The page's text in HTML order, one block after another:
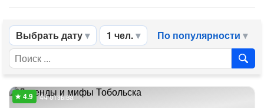
Выбрать дату 1 чел. По популярности
44 отзыва